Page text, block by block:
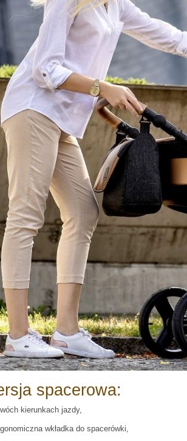
spacerowa:
kierunkach jazdy,
wkładka do spacerówki,